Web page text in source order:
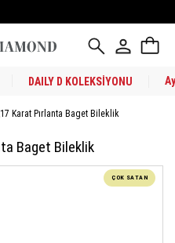
DAILY D KOLEKSİYONU
Karat Pırlanta Baget Bileklik
Baget Bileklik
ÇOK SATAN